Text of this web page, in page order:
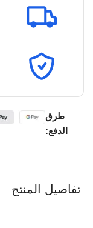
طرق
الدفع:
تفاصيل المنتج